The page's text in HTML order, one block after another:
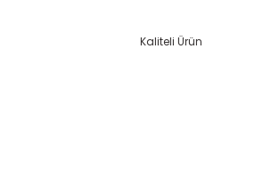
Kaliteli Ürün